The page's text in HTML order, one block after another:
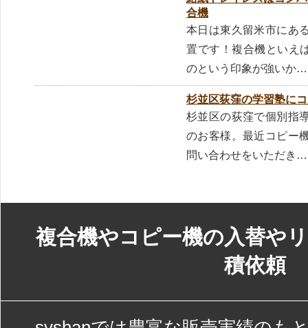
合機
本日は東久留米市にあ
置です！複合機といえ
のという印象が強いか…
杉並区荻窪の学習塾に
杉並区の荻窪で個別指
のお客様。最近コピー
問い合わせをいただき…
複合機やコピー機の入替や
積依頼